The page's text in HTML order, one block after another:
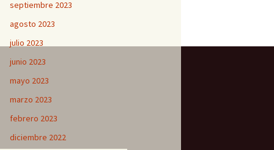
septiembre 2023
agosto 2023
julio 2023
junio 2023
mayo 2023
marzo 2023
febrero 2023
diciembre 2022